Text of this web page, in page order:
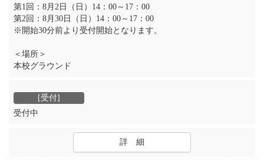
第1回：8月2日（日）14：00～17：00
第2回：8月30日（日）14：00～17：00
※開始30分前より受付開始となります。
＜場所＞
本校グラウンド
受付中
詳 細